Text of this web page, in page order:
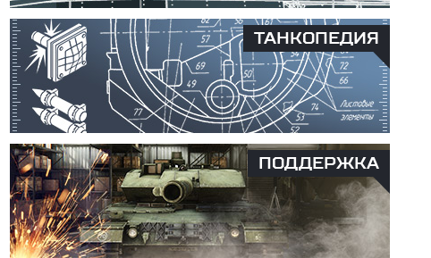
ТАНКОПЕДИЯ
ПОДДЕРЖКА